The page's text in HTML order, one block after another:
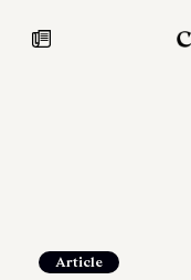
Article